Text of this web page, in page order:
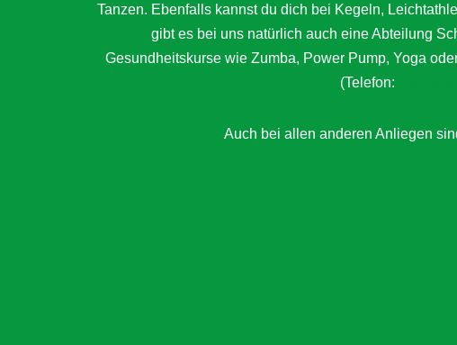
Tanzen. Ebenfalls kannst du dich bei Kegeln,
gibt es bei uns natürlich auch eine Abteilung
Gesundheitskurse wie Zumba, Power Pump, Yoga
(Telefon:
Auch bei allen anderen Anliegen